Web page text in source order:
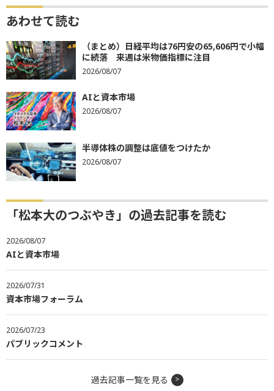
あわせて読む
（まとめ）日経平均は76円安の65,606円で小幅
に続落 来週は米物価指標に注目
2026/08/07
AIと資本市場
2026/08/07
半導体株の調整は底値をつけたか
2026/08/07
「松本大のつぶやき」の過去記事を読む
2026/08/07
AIと資本市場
2026/07/31
資本市場フォーラム
2026/07/23
パブリックコメント
過去記事一覧を見る